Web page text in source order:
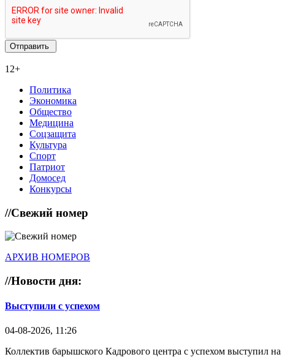
12+
Политика
Экономика
Общество
Медицина
Соцзащита
Культура
Спорт
Патриот
Домосед
Конкурсы
//Свежий номер
АРХИВ НОМЕРОВ
//Новости дня:
Выступили с успехом
04-08-2026, 11:26
Коллектив барышского Кадрового центра с успехом выступил